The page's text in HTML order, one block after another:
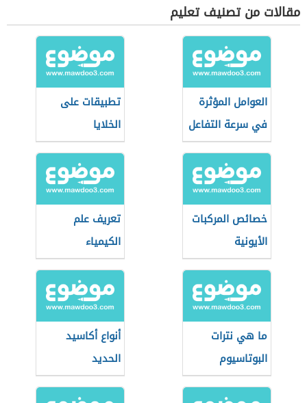
مقالات من تصنيف تعليم
العوامل المؤثرة
في سرعة التفاعل
الكيميائي
تطبيقات على
الخلايا
الكهروكيميائية
خصائص المركبات
الأيونية
تعريف علم
الكيمياء
ما هي نترات
البوتاسيوم
أنواع أكاسيد
الحديد